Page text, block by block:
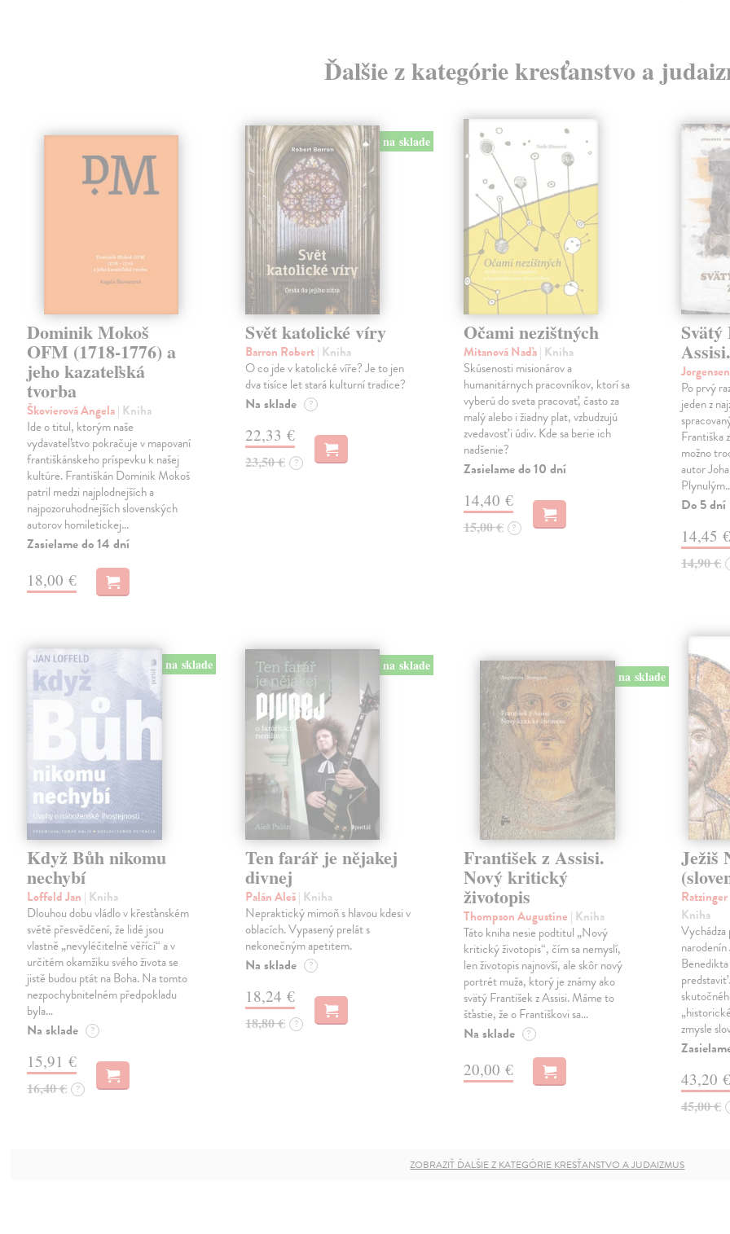
Ďalšie z kategórie kresťanstvo a
Dominik Mokoš
OFM (1718-1776) a
jeho kazateľská
tvorba
Škovierová Angela| Kniha
Ide o titul, ktorým naše
vydavateľstvo pokračuje v mapovaní
františkánskeho príspevku k našej
kultúre. Františkán Dominik Mokoš
patril medzi najplodnejších a
najpozoruhodnejších slovenských
autorov homiletickej…
Zasielame do 14 dní
18,00 €
na sklade
Svět katolické víry
Barron Robert| Kniha
O co jde v katolické víře? Je to jen
dva tisíce let stará kulturní tradice?
Na sklade ?
22,33 €
23,50 € ?
Očami nezištných
Mitanová Naďa| Kniha
Skúsenosti misionárov a
humanitárnych pracovníkov, ktorí sa
vyberú do sveta pracovať, často za
malý alebo i žiadny plat, vzbudzujú
zvedavosť i údiv. Kde sa berie ich
nadšenie?
Zasielame do 10 dní
14,40 €
15,00 € ?
Svätý
Po prvý
jeden z
Františka
možno
autor
Do 5 dní
14,45 €
14,90 €
na sklade
Když Bůh nikomu
nechybí
Loffeld Jan | Kniha
Dlouhou dobu vládlo v křesťanském
světě přesvědčení, že lidé jsou
vlastně „nevyléčitelně věřící“ a v
určitém okamžiku svého života se
jistě budou ptát na Boha. Na tomto
nezpochybnitelném předpokladu
byla…
Na sklade ?
15,91 €
16,40 € ?
na sklade
Ten farář je nějakej
divnej
Palán Aleš| Kniha
Nepraktický mimoň s hlavou kdesi v
oblacích. Vypasený prelát s
nekonečným apetitem.
Na sklade ?
18,24 €
18,80 € ?
na sklade
František z Assisi.
Nový kritický
životopis
Thompson Augustine | Kniha
Táto kniha nesie podtitul „Nový
kritický životopis“, čím sa nemyslí,
len životopis najnovší, ale skôr nový
portrét muža, ktorý je známy ako
svätý František z Assisi. Máme to
šťastie, že o Františkovi sa…
Na sklade ?
20,00 €
Ježiš
Kniha
predstaviť
zmysle
43,20 €
45,00 €
ZOBRAZIŤ ĎALŠIE Z KATEGÓRIE KRESŤANSTVO A JUDAIZMUS